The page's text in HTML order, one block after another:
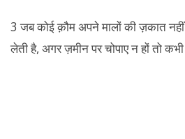
3 जब कोई क़ौम अपने मालों की ज़कात
लेती है, अगर ज़मीन पर चोपाए न हों तो